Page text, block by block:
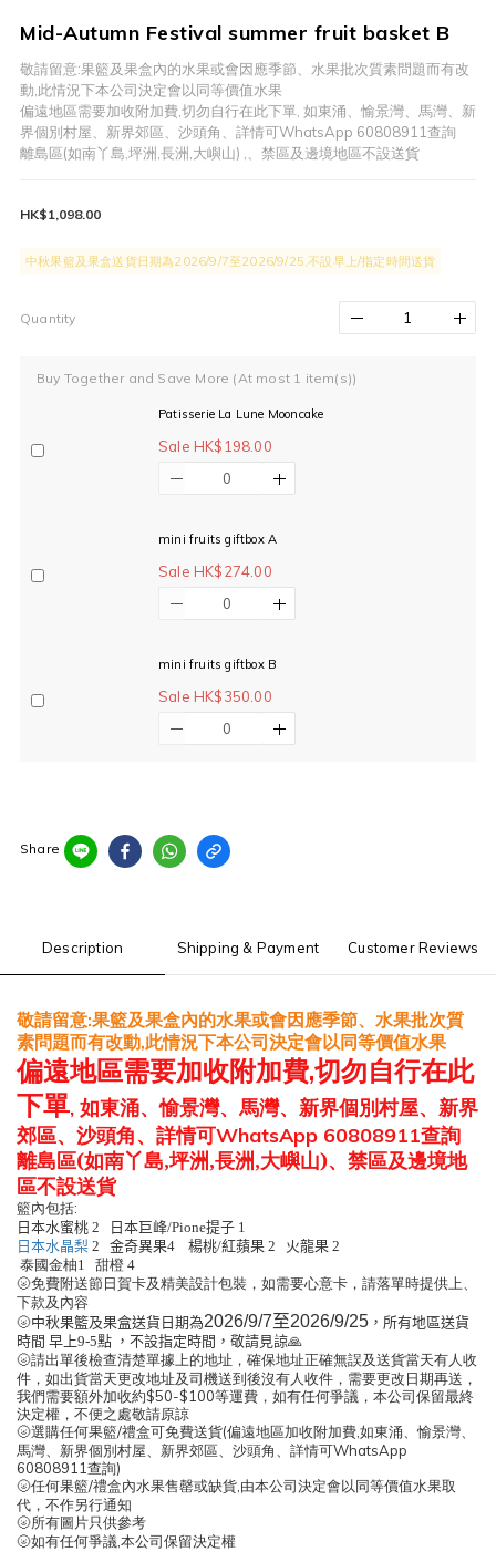
Mid-Autumn Festival summer fruit basket B
敬請留意:果籃及果盒內的水果或會因應季節、水果批次質素問題而有改
動,此情況下本公司決定會以同等價值水果
偏遠地區需要加收附加費,切勿自行在此下單, 如東涌、愉景灣、馬灣、新
界個別村屋、新界郊區、沙頭角、詳情可WhatsApp 60808911查詢
離島區(如南丫島,坪洲,長洲,大嶼山) ,、禁區及邊境地區不設送貨
HK$1,098.00
中秋果籃及果盒送貨日期為2026/9/7至2026/9/25,不設早上/指定時間送貨
Quantity
Buy Together and Save More (At most 1 item(s))
Patisserie La Lune Mooncake
Sale HK$198.00
mini fruits giftbox A
Sale HK$274.00
mini fruits giftbox B
Sale HK$350.00
Share
Description Shipping & Payment Customer Reviews
敬請留意:果籃及果盒內的水果或會因應季節、水果批次質
素問題而有改動,此情況下本公司決定會以同等價值水果
偏遠地區需要加收附加費,切勿自行在此
下單, 如東涌、愉景灣、馬灣、新界個別村屋、新界
郊區、沙頭角、詳情可WhatsApp 60808911查詢
離島區(如南丫島,坪洲,長洲,大嶼山)、禁區及邊境地
區不設送貨
籃內包括:
日本水蜜桃 2 日本巨峰/Pione提子 1
日本水晶梨 2 金奇異果4 楊桃/紅蘋果 2 火龍果 2
泰國金柚1 甜橙 4
🌝免費附送節日賀卡及精美設計包裝，如需要心意卡，請落單時提供上、
下款及內容
🌝中秋果籃及果盒送貨日期為2026/9/7至2026/9/25 ， 所有地區送貨
時間 早上9-5點 ，不設指定時間，敬請見諒🙏
🌝請出單後檢查清楚單據上的地址，確保地址正確無誤及送貨當天有人收
件，如出貨當天更改地址及司機送到後沒有人收件，需要更改日期再送，
我們需要額外加收約$50-$100等運費，如有任何爭議，本公司保留最終
決定權，不便之處敬請原諒
🌝選購任何果籃/禮盒可免費送貨(偏遠地區加收附加費如東涌、愉景灣、
馬灣、新界個別村屋、新界郊區、沙頭角、詳情可WhatsApp
60808911查詢)
🌝任何果籃/禮盒內水果售罄或缺貨 由本公司決定會以同等價值水果取
代，不作另行通知
🌝所有圖片只供參考
🌝如有任何爭議本公司保留決定權